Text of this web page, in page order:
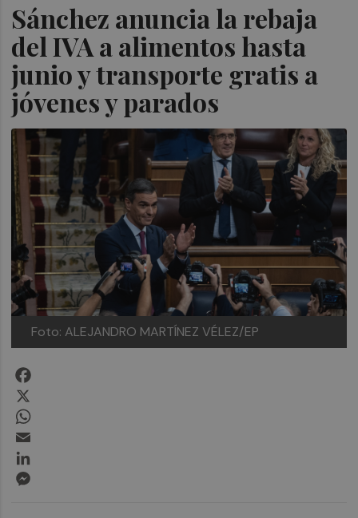
Sánchez anuncia la rebaja
del IVA a alimentos hasta
junio y transporte gratis a
jóvenes y parados
Foto: ALEJANDRO MARTÍNEZ VÉLEZ/EP